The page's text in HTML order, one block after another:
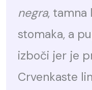
negra, tamna
stomaka, a
izboči jer je
Crvenkaste